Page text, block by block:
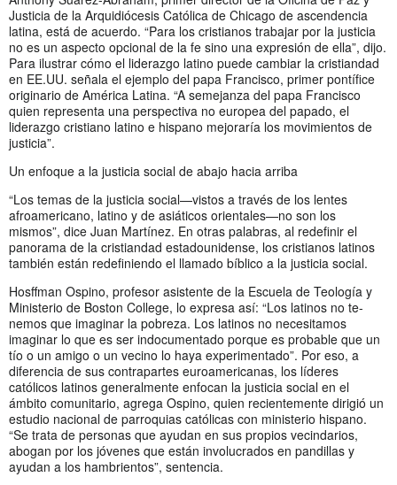
Justicia de la Arquidiócesis Católica de Chicago de ascendencia
latina, está de acuerdo. “Para los cristianos trabajar por la justicia
no es un aspecto opcional de la fe sino una expresión de ella”, dijo.
Para ilustrar cómo el liderazgo latino puede cambiar la cristiandad
en EE.UU. señala el ejemplo del papa Francisco, primer pontífice
originario de América Latina. “A semejanza del papa Francisco
quien representa una perspectiva no europea del papado, el
liderazgo cristiano latino e hispano mejoraría los movimientos de
justicia”.
Un enfoque a la justicia social de abajo hacia arriba
“Los temas de la justicia social—vistos a través de los lentes
afroamericano, latino y de asiáticos orientales—no son los
mismos”, dice Juan Martínez. En otras palabras, al redefinir el
panorama de la cristiandad estadounidense, los cristianos latinos
también están redefiniendo el llamado bíblico a la justicia social.
Hosffman Ospino, profesor asistente de la Escuela de Teología y
Ministerio de Boston College, lo expresa así: “Los latinos no te-
nemos que imaginar la pobreza. Los latinos no necesitamos
imaginar lo que es ser indocumentado porque es probable que un
tío o un amigo o un vecino lo haya experimentado”. Por eso, a
diferencia de sus contrapartes euroamericanas, los líderes
católicos latinos generalmente enfocan la justicia social en el
ámbito comunitario, agrega Ospino, quien recientemente dirigió un
estudio nacional de parroquias católicas con ministerio hispano.
“Se trata de personas que ayudan en sus propios vecindarios,
abogan por los jóvenes que están involucrados en pandillas y
ayudan a los hambrientos”, sentencia.